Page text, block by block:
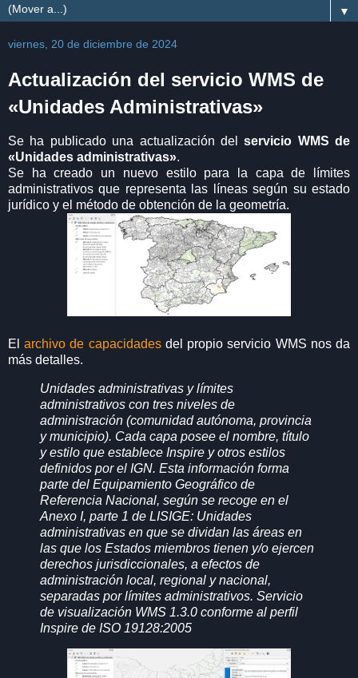
▼
viernes, 20 de diciembre de 2024
Actualización del servicio WMS de
«Unidades Administrativas»
Se ha publicado una actualización delservicio WMS de
«Unidades administrativas».
Se ha creado un nuevo estilo para la capa de límites
administrativos que representa las líneas según su estado
jurídico y el método de obtención de la geometría.
Elarchivo de capacidadesdel propio servicio WMS nos da
más detalles.
Unidades administrativas y límites
administrativos con tres niveles de
administración (comunidad autónoma, provincia
y municipio). Cada capa posee el nombre, título
y estilo que establece Inspire y otros estilos
definidos por el IGN. Esta información forma
parte del Equipamiento Geográfico de
Referencia Nacional, según se recoge en el
Anexo I, parte 1 de LISIGE: Unidades
administrativas en que se dividan las áreas en
las que los Estados miembros tienen y/o ejercen
derechos jurisdiccionales, a efectos de
administración local, regional y nacional,
separadas por límites administrativos. Servicio
de visualización WMS 1.3.0 conforme al perfil
Inspire de ISO 19128:2005